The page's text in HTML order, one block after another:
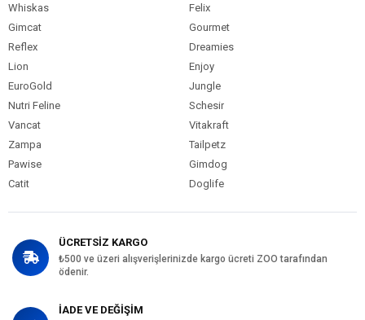
Whiskas
Felix
Gimcat
Gourmet
Reflex
Dreamies
Lion
Enjoy
EuroGold
Jungle
Nutri Feline
Schesir
Vancat
Vitakraft
Zampa
Tailpetz
Pawise
Gimdog
Catit
Doglife
ÜCRETSİZ KARGO
₺500 ve üzeri alışverişlerinizde kargo ücreti ZOO tarafından
ödenir.
İADE VE DEĞİŞİM